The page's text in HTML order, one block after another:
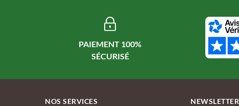
PAIEMENT 100%
SÉCURISÉ
NOS SERVICES NEWSLETTER